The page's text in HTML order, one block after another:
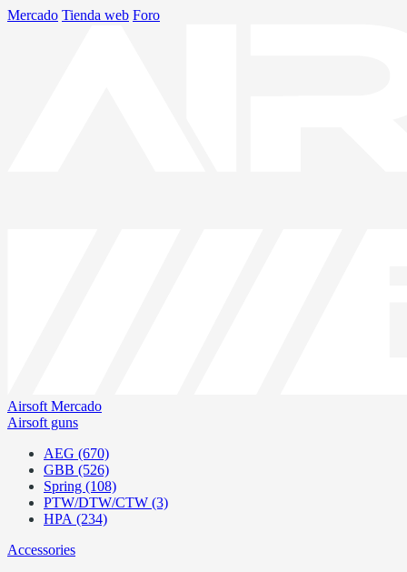
Mercado Tienda web Foro
Airsoft Mercado
Airsoft guns
AEG (670)
GBB (526)
Spring (108)
PTW/DTW/CTW (3)
HPA (234)
Accessories